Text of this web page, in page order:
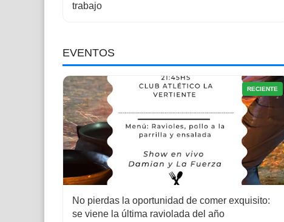
trabajo
EVENTOS
RECIENTE
No pierdas la oportunidad de comer exquisito:
se viene la última raviolada del año